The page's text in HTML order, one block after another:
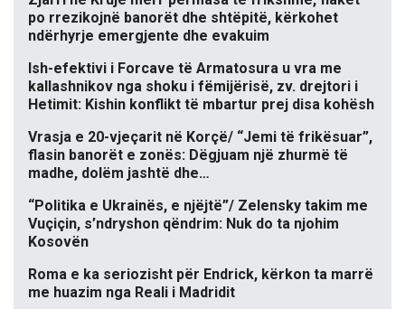
po rrezikojnë banorët dhe shtëpitë, kërkohet
ndërhyrje emergjente dhe evakuim
Ish-efektivi i Forcave të Armatosura u vra me
kallashnikov nga shoku i fëmijërisë, zv. drejtori i
Hetimit: Kishin konflikt të mbartur prej disa kohësh
Vrasja e 20-vjeçarit në Korçë/ “Jemi të frikësuar”,
flasin banorët e zonës: Dëgjuam një zhurmë të
madhe, dolëm jashtë dhe…
“Politika e Ukrainës, e njëjtë”/ Zelensky takim me
Vuçiçin, s’ndryshon qëndrim: Nuk do ta njohim
Kosovën
Roma e ka seriozisht për Endrick, kërkon ta marrë
me huazim nga Reali i Madridit